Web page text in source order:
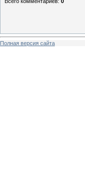
Полная версия сайта